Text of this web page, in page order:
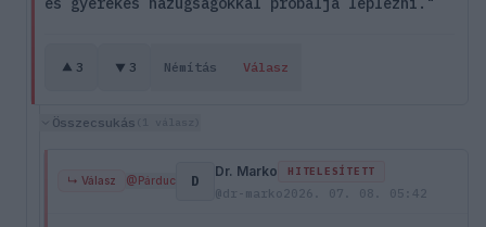
3 3 Némítás Válasz
Összecsukás
↳ Válasz @Párduc D
Dr. Marko HITELESÍTETT
@dr-marko 2026. 07. 08. 05:42